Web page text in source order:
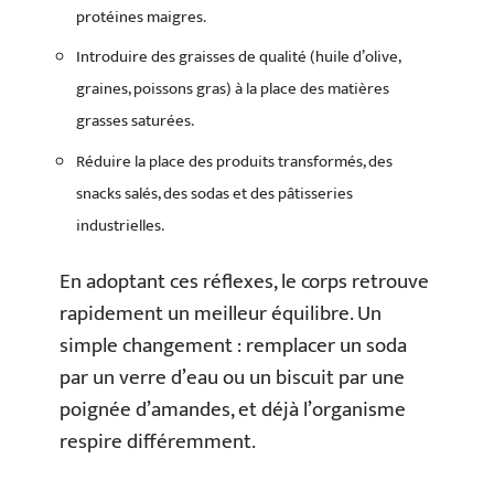
protéines maigres.
Introduire des graisses de qualité (huile d’olive,
graines, poissons gras) à la place des matières
grasses saturées.
Réduire la place des produits transformés, des
snacks salés, des sodas et des pâtisseries
industrielles.
En adoptant ces réflexes, le corps retrouve
rapidement un meilleur équilibre. Un
simple changement : remplacer un soda
par un verre d’eau ou un biscuit par une
poignée d’amandes, et déjà l’organisme
respire différemment.